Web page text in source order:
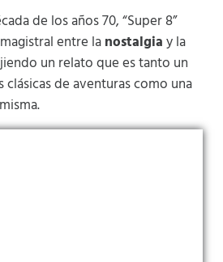
de los años 70, “Super 8”
entre lanostalgiay la
un relato que es tanto un
de aventuras como una